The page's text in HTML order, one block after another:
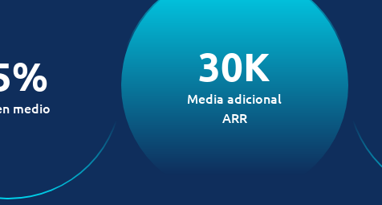
medio
30K
Media adicional
ARR